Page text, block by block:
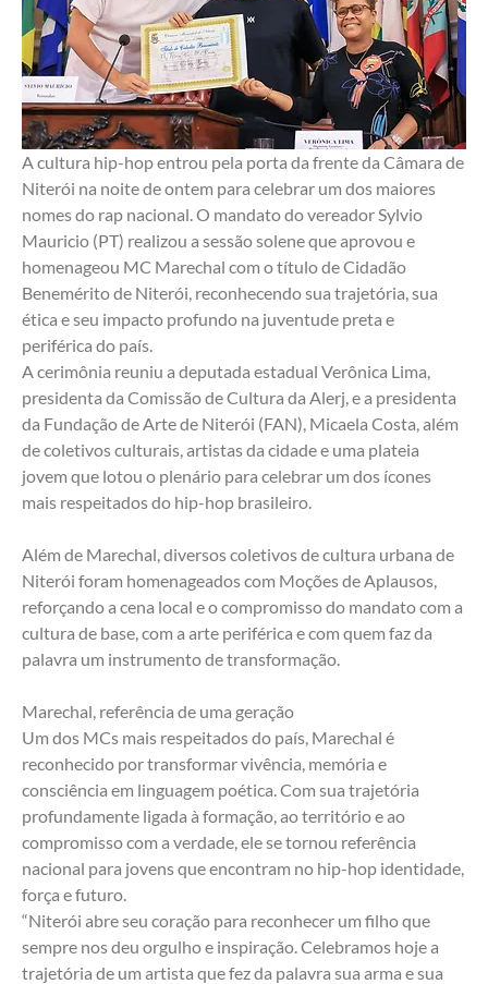
A cultura hip-hop entrou pela porta da frente da Câmara de
Niterói na noite de ontem para celebrar um dos maiores
nomes do rap nacional. O mandato do vereador Sylvio
Mauricio (PT) realizou a sessão solene que aprovou e
homenageou MC Marechal com o título de Cidadão
Benemérito de Niterói, reconhecendo sua trajetória, sua
ética e seu impacto profundo na juventude preta e
periférica do país.
A cerimônia reuniu a deputada estadual Verônica Lima,
presidenta da Comissão de Cultura da Alerj, e a presidenta
da Fundação de Arte de Niterói (FAN), Micaela Costa, além
de coletivos culturais, artistas da cidade e uma plateia
jovem que lotou o plenário para celebrar um dos ícones
mais respeitados do hip-hop brasileiro.
Além de Marechal, diversos coletivos de cultura urbana de
Niterói foram homenageados com Moções de Aplausos,
reforçando a cena local e o compromisso do mandato com a
cultura de base, com a arte periférica e com quem faz da
palavra um instrumento de transformação.
Marechal, referência de uma geração
Um dos MCs mais respeitados do país, Marechal é
reconhecido por transformar vivência, memória e
consciência em linguagem poética. Com sua trajetória
profundamente ligada à formação, ao território e ao
compromisso com a verdade, ele se tornou referência
nacional para jovens que encontram no hip-hop identidade,
força e futuro.
“Niterói abre seu coração para reconhecer um filho que
sempre nos deu orgulho e inspiração. Celebramos hoje a
trajetória de um artista que fez da palavra sua arma e sua